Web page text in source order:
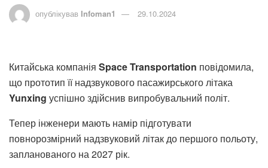
опублікував Infoman1 29.10.2024
Китайська компанія Space Transportation повідомила,
що прототип її надзвукового пасажирського літака
Yunxing успішно здійснив випробувальний політ.
Тепер інженери мають намір підготувати
повнорозмірний надзвуковий літак до першого польоту,
запланованого на 2027 рік.